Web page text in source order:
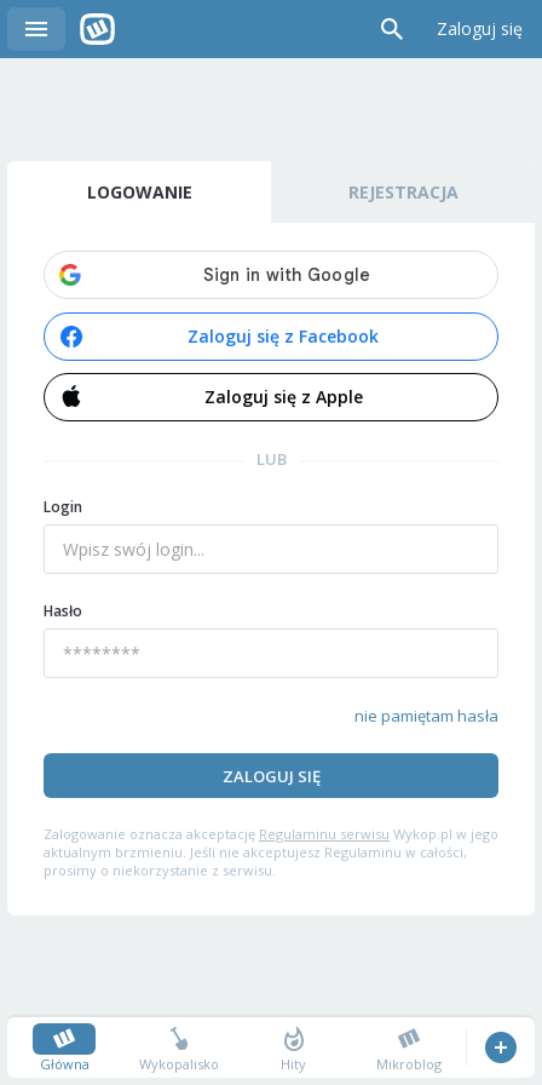
Zaloguj się
LOGOWANIE REJESTRACJA
Zaloguj się z Facebook
Zaloguj się z Apple
LUB
Login
Hasło
nie pamiętam hasła
ZALOGUJ SIĘ
Zalogowanie oznacza akceptację Regulaminu serwisu Wykop.pl w jego
aktualnym brzmieniu. Jeśli nie akceptujesz Regulaminu w całości,
prosimy o niekorzystanie z serwisu.
Główna Wykopalisko Hity Mikroblog